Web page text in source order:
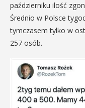
październiku ilość
Średnio w Polsce
tymczasem tylko w
257 osób.